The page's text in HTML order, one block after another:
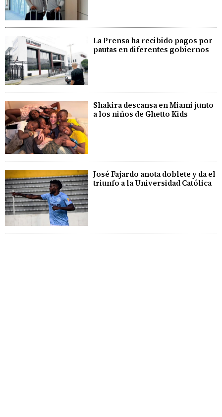
La Prensa ha recibido pagos por
pautas en diferentes gobiernos
Shakira descansa en Miami junto
a los niños de Ghetto Kids
José Fajardo anota doblete y da el
triunfo a la Universidad Católica